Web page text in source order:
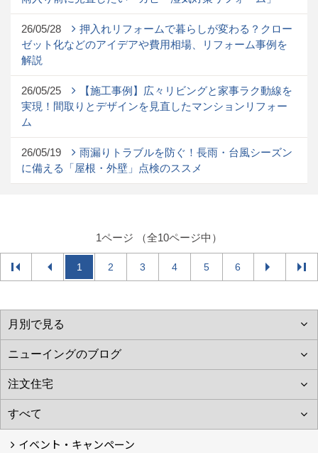
26/05/28
押入れリフォームで暮らしが変わる？クロー
ゼット化などのアイデアや費用相場、リフォーム事例を
解説
26/05/25
【施工事例】広々リビングと家事ラク動線を
実現！間取りとデザインを見直したマンションリフォー
ム
26/05/19
雨漏りトラブルを防ぐ！長雨・台風シーズン
に備える「屋根・外壁」点検のススメ
1ページ （全10ページ中）
1 2 3 4 5 6
イベント・キャンペーン